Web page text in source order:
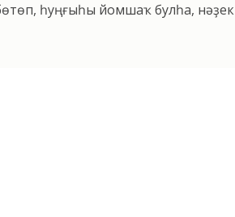
һуңғыһы йомшаҡ булһа, нәҙек